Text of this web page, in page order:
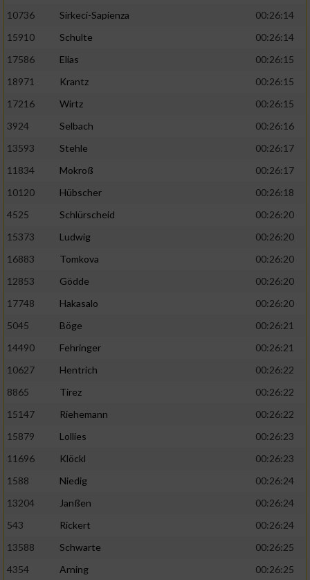
10736
Sirkeci-Sapienza
00:26:14
15910
Schulte
00:26:14
17586
Elias
00:26:15
18971
Krantz
00:26:15
17216
Wirtz
00:26:15
3924
Selbach
00:26:16
13593
Stehle
00:26:17
11834
Mokroß
00:26:17
10120
Hübscher
00:26:18
4525
Schlürscheid
00:26:20
15373
Ludwig
00:26:20
16883
Tomkova
00:26:20
12853
Gödde
00:26:20
17748
Hakasalo
00:26:20
5045
Böge
00:26:21
14490
Fehringer
00:26:21
10627
Hentrich
00:26:22
8865
Tirez
00:26:22
15147
Riehemann
00:26:22
15879
Lollies
00:26:23
11696
Klöckl
00:26:23
1588
Niedig
00:26:24
13204
Janßen
00:26:24
543
Rickert
00:26:24
13588
Schwarte
00:26:25
4354
Arning
00:26:25